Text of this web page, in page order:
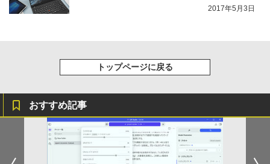
2017年5月3日
トップページに戻る
おすすめ記事